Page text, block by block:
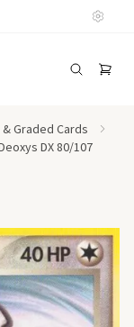
Graded Cards
DX 80/107